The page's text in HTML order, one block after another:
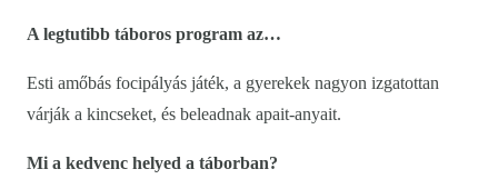
A legtutibb táboros program az…
Esti amőbás focipályás játék, a gyerekek nagyon izgatottan
várják a kincseket, és beleadnak apait-anyait.
Mi a kedvenc helyed a táborban?